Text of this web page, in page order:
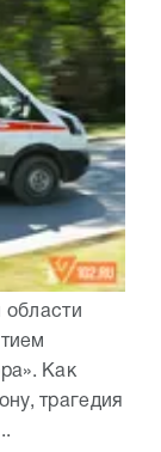
Как
трагедия